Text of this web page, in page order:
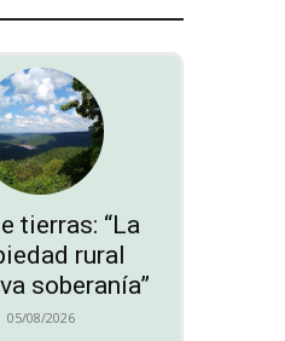
tierras: “La
rural
soberanía”
05/08/2026